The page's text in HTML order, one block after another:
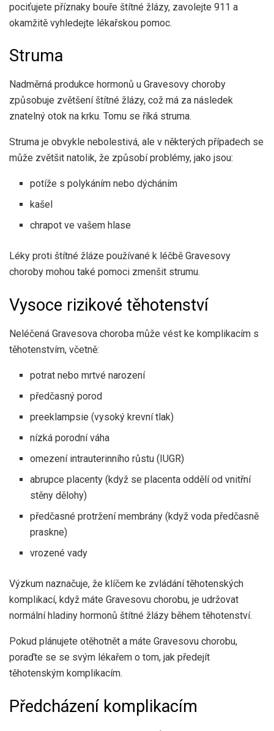
pociťujete příznaky bouře štítné žlázy, zavolejte 911 a
okamžitě vyhledejte lékařskou pomoc.
Struma
Nadměrná produkce hormonů u Gravesovy choroby
způsobuje zvětšení štítné žlázy, což má za následek
znatelný otok na krku. Tomu se říká struma.
Struma je obvykle nebolestivá, ale v některých případech se
může zvětšit natolik, že způsobí problémy, jako jsou:
potíže s polykáním nebo dýcháním
kašel
chrapot ve vašem hlase
Léky proti štítné žláze používané k léčbě Gravesovy
choroby mohou také pomoci zmenšit strumu.
Vysoce rizikové těhotenství
Neléčená Gravesova choroba může vést ke komplikacím s
těhotenstvím, včetně:
potrat nebo mrtvé narození
předčasný porod
preeklampsie (vysoký krevní tlak)
nízká porodní váha
omezení intrauterinního růstu (IUGR)
abrupce placenty (když se placenta oddělí od vnitřní
stěny dělohy)
předčasné protržení membrány (když voda předčasně
praskne)
vrozené vady
Výzkum naznačuje, že klíčem ke zvládání těhotenských
komplikací, když máte Gravesovu chorobu, je udržovat
normální hladiny hormonů štítné žlázy během těhotenství.
Pokud plánujete otěhotnět a máte Gravesovu chorobu,
poraďte se se svým lékařem o tom, jak předejít
těhotenským komplikacím.
Předcházení komplikacím